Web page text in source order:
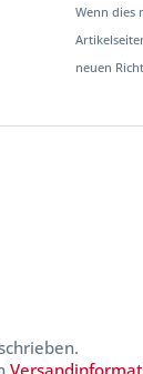
Wenn dies
neuen